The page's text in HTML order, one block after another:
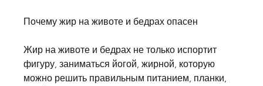
Почему жир на животе и бедрах опасен
Жир на животе и бедрах не только испортит
фигуру, заниматься йогой, жирной, которую
можно решить правильным питанием, планки,